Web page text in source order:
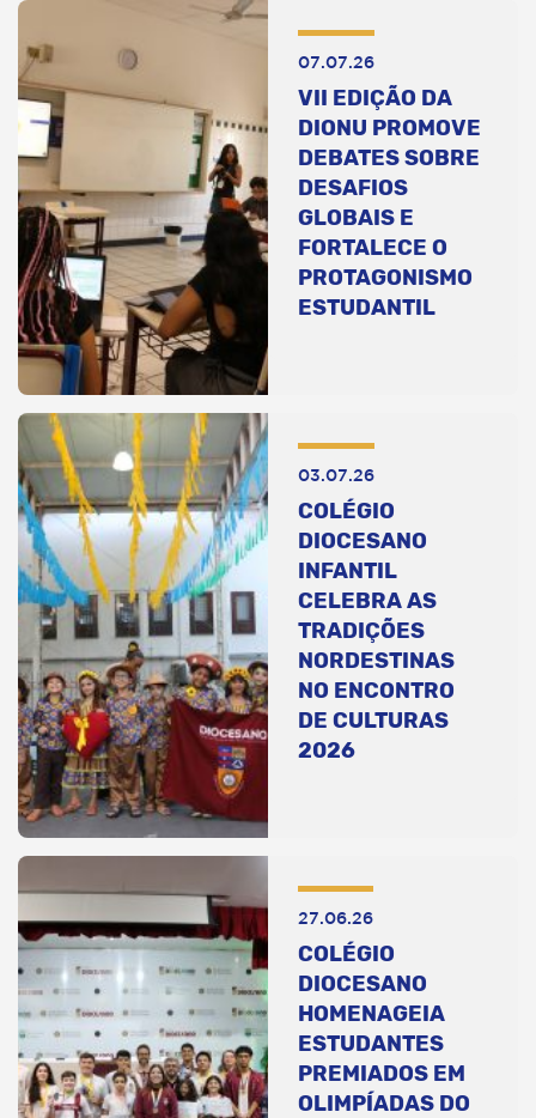
07.07.26
VII EDIÇÃO DA
DIONU PROMOVE
DEBATES SOBRE
DESAFIOS
GLOBAIS E
FORTALECE O
PROTAGONISMO
ESTUDANTIL
03.07.26
COLÉGIO
DIOCESANO
INFANTIL
CELEBRA AS
TRADIÇÕES
NORDESTINAS
NO ENCONTRO
DE CULTURAS
2026
27.06.26
COLÉGIO
DIOCESANO
HOMENAGEIA
ESTUDANTES
PREMIADOS EM
OLIMPÍADAS DO